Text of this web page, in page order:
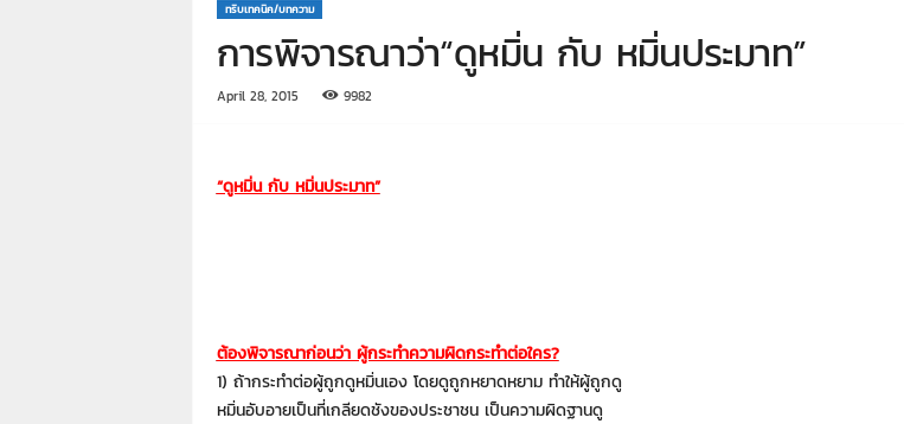
ทริบเทคนิค/บทความ
การพิจารณาว่า“ดูหมิ่น กับ หมิ่นประมาท”
April 28, 2015 9982
“ดูหมิ่น กับ หมิ่นประมาท”
ต้องพิจารณาก่อนว่า ผู้กระทำความผิดกระทำต่อใคร?
1) ถ้ากระทำต่อผู้ถูกดูหมิ่นเอง โดยดูถูกหยาดหยาม ทำให้ผู้ถูกดู
หมิ่นอับอายเป็นที่เกลียดชังของประชาชน เป็นความผิดฐานดู